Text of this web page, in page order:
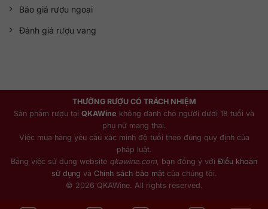
Báo giá rượu ngoại
Đánh giá rượu vang
THƯỞNG RƯỢU CÓ TRÁCH NHIỆM
Sản phẩm rượu tại QKAWine không dành cho người dưới 18 tuổi và
phụ nữ mang thai.
Việc mua hàng yêu cầu xác minh độ tuổi theo đúng quy định của
pháp luật.
Bằng việc sử dụng website qkawine.com , bạn đồng ý với Điều khoản
sử dụng và Chính sách bảo mậtcủa chúng tôi.
© 2026 QKAWine. All rights reserved.